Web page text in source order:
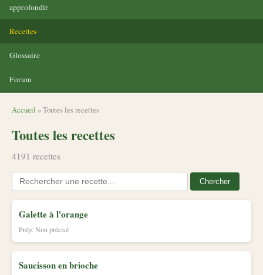
approfondir
Recettes
Glossaire
Forum
Accueil » Toutes les recettes
Toutes les recettes
4191 recettes
Chercher
Galette à l'orange
Prép: Non précisé
Saucisson en brioche